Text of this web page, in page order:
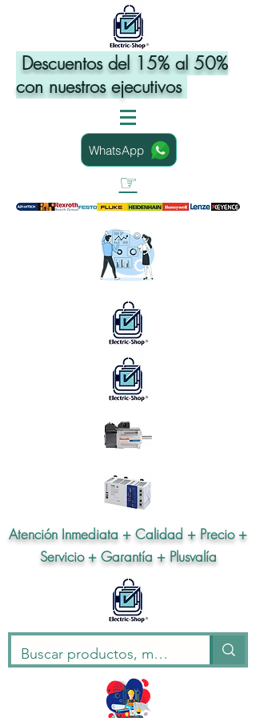
Descuentos del 15% al 50%
con nuestros ejecutivos
WhatsApp
☞
Atención Inmediata + Calidad + Precio +
Servicio + Garantía + Plusvalía